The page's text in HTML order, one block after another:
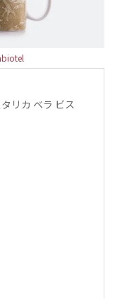
リカ ベラ ビス